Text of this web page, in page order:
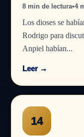
8 min de lectura•4
Los dioses se
Rodrigo para
Anpiel habían...
Leer →
14